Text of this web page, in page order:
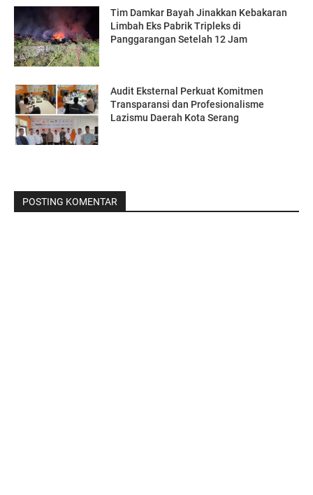
Tim Damkar Bayah Jinakkan Kebakaran
Limbah Eks Pabrik Tripleks di
Panggarangan Setelah 12 Jam
Audit Eksternal Perkuat Komitmen
Transparansi dan Profesionalisme
Lazismu Daerah Kota Serang
POSTING KOMENTAR